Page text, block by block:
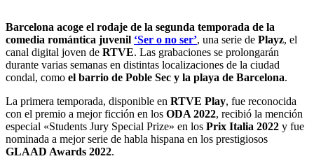
Barcelona acoge el rodaje de la segunda temporada de la
comedia romántica juvenil ‘Ser o no ser’, una serie de Playz, el
canal digital joven de RTVE. Las grabaciones se prolongarán
durante varias semanas en distintas localizaciones de la ciudad
condal, como el barrio de Poble Sec y la playa de Barcelona.
La primera temporada, disponible en RTVE Play, fue reconocida
con el premio a mejor ficción en los ODA 2022, recibió la mención
especial «Students Jury Special Prize» en los Prix Italia 2022 y fue
nominada a mejor serie de habla hispana en los prestigiosos
GLAAD Awards 2022.